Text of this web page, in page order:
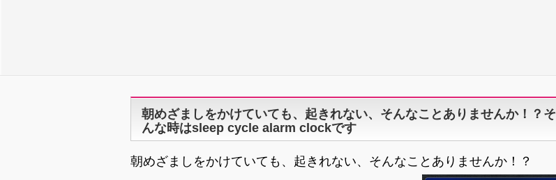
朝めざましをかけていても、起きれない、そんなことありませんか！？そ
んな時はsleep cycle alarm clockです
朝めざましをかけていても、起きれない、そんなことありませんか！？